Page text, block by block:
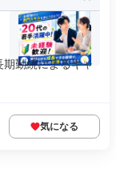
勤続によるキャ
気になる